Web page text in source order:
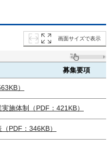
画面サイズで表示
募集要項
）
施体制（PDF：421KB）
PDF：346KB）